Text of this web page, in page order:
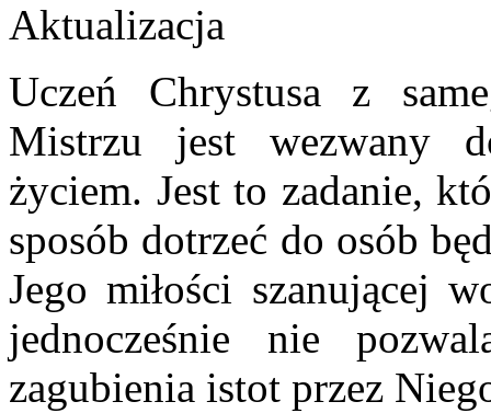
Aktualizacja
Uczeń Chrystusa z
Mistrzu jest wezwany
życiem. Jest to zadanie,
sposób dotrzeć do osób
Jego miłości szanującej
jednocześnie nie
zagubienia istot przez